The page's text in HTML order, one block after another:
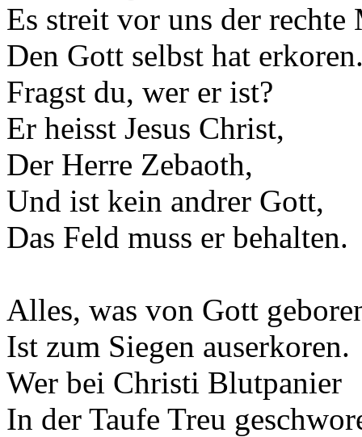
Es streit vor uns der rechte
Den Gott selbst hat
Fragst du, wer er ist?
Er heisst Jesus Christ,
Der Herre Zebaoth,
Und ist kein andrer Gott,
Das Feld muss er behalten.
Alles, was von Gott
Ist zum Siegen auserkoren.
Wer bei Christi Blutpanier
In der Taufe Treu